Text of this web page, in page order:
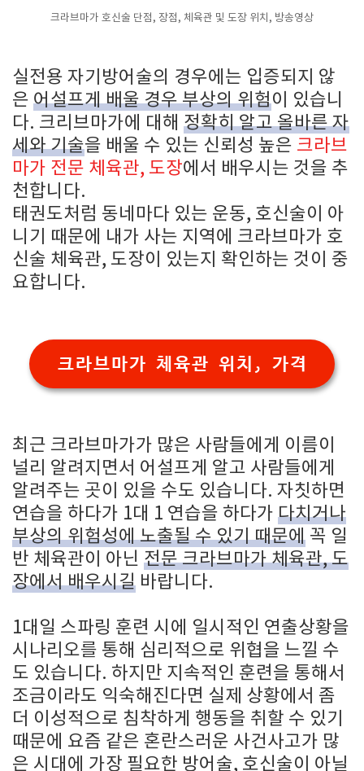
크라브마가 호신술 단점, 장점, 체육관 및 도장 위치, 방송영상
실전용 자기방어술의 경우에는 입증되지 않
은 어설프게 배울 경우 부상의 위험이 있습니
다. 크리브마가에 대해 정확히 알고 올바른 자
세와 기술을 배울 수 있는 신뢰성 높은 크라브
마가 전문 체육관, 도장에서 배우시는 것을 추
천합니다.
태권도처럼 동네마다 있는 운동, 호신술이 아
니기 때문에 내가 사는 지역에 크라브마가 호
신술 체육관, 도장이 있는지 확인하는 것이 중
요합니다.
크라브마가 체육관 위치, 가격
최근 크라브마가가 많은 사람들에게 이름이
널리 알려지면서 어설프게 알고 사람들에게
알려주는 곳이 있을 수도 있습니다. 자칫하면
연습을 하다가 1대 1 연습을 하다가 다치거나
부상의 위험성에 노출될 수 있기 때문에 꼭 일
반 체육관이 아닌 전문 크라브마가 체육관, 도
장에서 배우시길 바랍니다.
1대일 스파링 훈련 시에 일시적인 연출상황을
시나리오를 통해 심리적으로 위협을 느낄 수
도 있습니다. 하지만 지속적인 훈련을 통해서
조금이라도 익숙해진다면 실제 상황에서 좀
더 이성적으로 침착하게 행동을 취할 수 있기
때문에 요즘 같은 혼란스러운 사건사고가 많
은 시대에 가장 필요한 방어술, 호신술이 아닐